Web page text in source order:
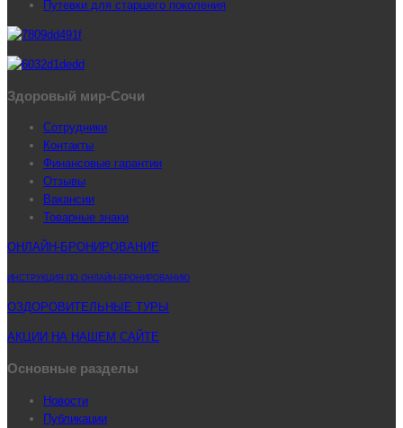
Путевки для старшего поколения
Здоровый мир-Сочи
Сотрудники
Контакты
Финансовые гарантии
Отзывы
Вакансии
Товарные знаки
ОНЛАЙН-БРОНИРОВАНИЕ
ИНСТРУКЦИЯ ПО ОНЛАЙН-БРОНИРОВАНИЮ
ОЗДОРОВИТЕЛЬНЫЕ ТУРЫ
АКЦИИ НА НАШЕМ САЙТЕ
Основные разделы
Новости
Публикации